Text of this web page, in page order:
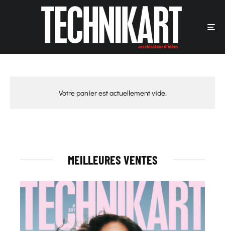
Votre panier est actuellement vide.
MEILLEURES VENTES